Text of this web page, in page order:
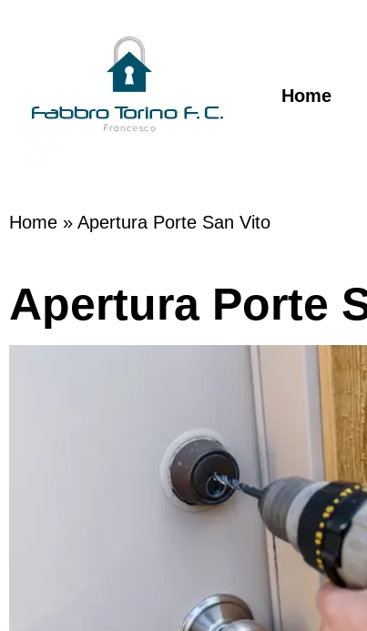
Home
Home » Apertura Porte San Vito
Apertura Porte